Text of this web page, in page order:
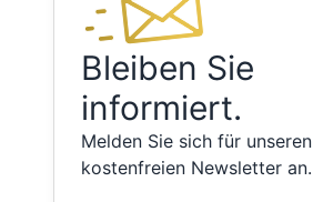
Bleiben Sie
informiert.
Melden Sie sich für unseren
kostenfreien Newsletter an.